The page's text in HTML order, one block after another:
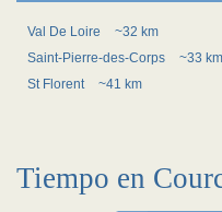
Val De Loire
~32 km
Saint-Pierre-des-Corps
~33 km
St Florent
~41 km
Tiempo en